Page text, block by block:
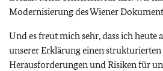
Modernisierung des Wiener
Und es freut mich sehr, dass ich heute
unserer Erklärung einen strukturierten
Herausforderungen und Risiken ‎für